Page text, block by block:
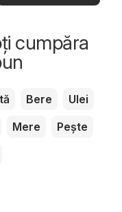
cumpăra
Bere
Ulei
Mere
Pește